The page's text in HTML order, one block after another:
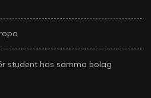
student hos samma bolag